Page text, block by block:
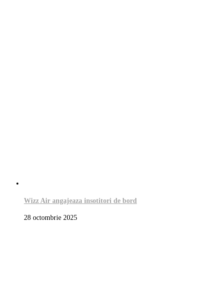
Wizz Air angajeaza insotitori de bord
28 octombrie 2025